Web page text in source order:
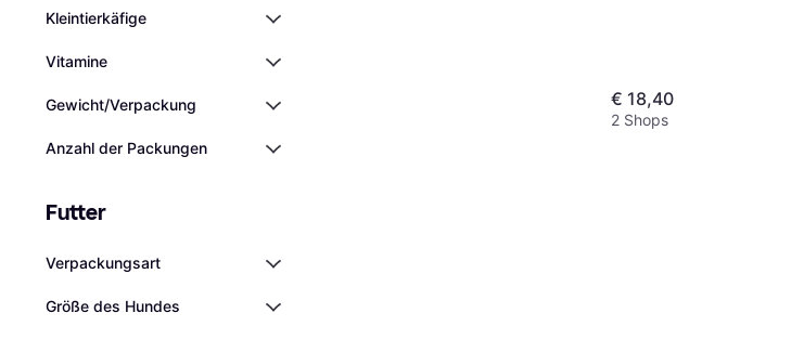
Kleintierkäfige
Vitamine
Gewicht/Verpackung
Anzahl der Packungen
Futter
Verpackungsart
Größe des Hundes
€ 18,40
2 Shops